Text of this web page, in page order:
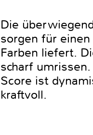
Die
sorgen für
Farben liefert.
scharf
Score ist
kraftvoll.